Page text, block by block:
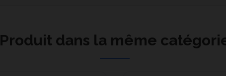
Produit dans la même